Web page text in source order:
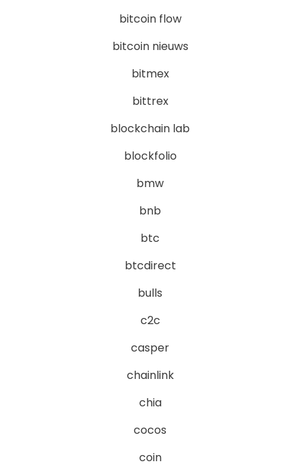
bitcoin flow
bitcoin nieuws
bitmex
bittrex
blockchain lab
blockfolio
bmw
bnb
btc
btcdirect
bulls
c2c
casper
chainlink
chia
cocos
coin